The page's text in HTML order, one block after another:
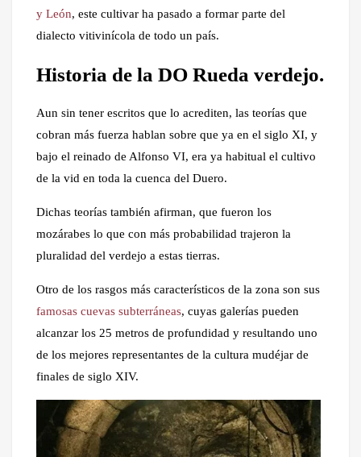
y León, este cultivar ha pasado a formar parte del
dialecto vitivinícola de todo un país.
Historia de la DO Rueda verdejo.
Aun sin tener escritos que lo acrediten, las teorías que
cobran más fuerza hablan sobre que ya en el siglo XI, y
bajo el reinado de Alfonso VI, era ya habitual el cultivo
de la vid en toda la cuenca del Duero.
Dichas teorías también afirman, que fueron los
mozárabes lo que con más probabilidad trajeron la
pluralidad del verdejo a estas tierras.
Otro de los rasgos más característicos de la zona son sus
famosas cuevas subterráneas, cuyas galerías pueden
alcanzar los 25 metros de profundidad y resultando uno
de los mejores representantes de la cultura mudéjar de
finales de siglo XIV.